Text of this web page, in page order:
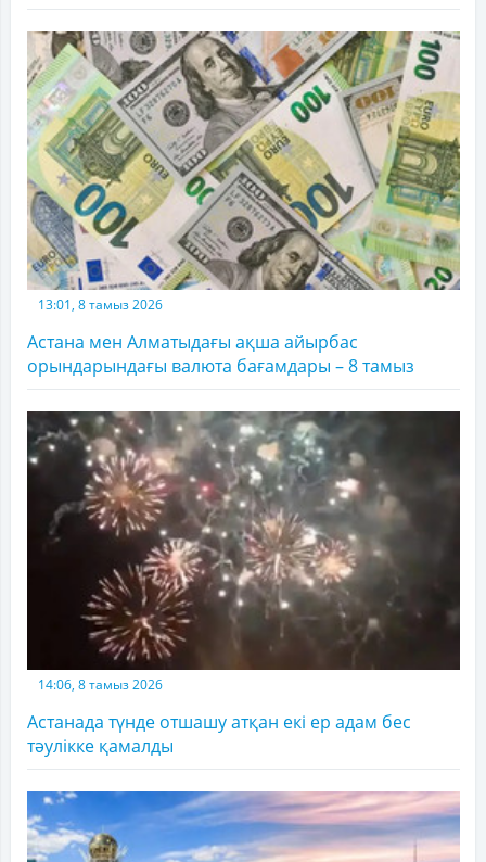
13:01, 8 тамыз 2026
Астана мен Алматыдағы ақша айырбас
орындарындағы валюта бағамдары – 8 тамыз
14:06, 8 тамыз 2026
Астанада түнде отшашу атқан екі ер адам бес
тәулікке қамалды